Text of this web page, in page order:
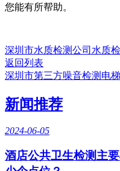
您能有所帮助。
深圳市水质检测公司水质
返回列表
深圳市第三方噪音检测电
新闻推荐
2024-06-05
酒店公共卫生检测主